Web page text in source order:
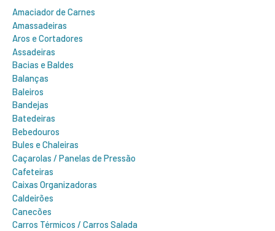
:Amaciador de Carnes
Amassadeiras
Aros e Cortadores
Assadeiras
Bacias e Baldes
Balanças
Baleiros
Bandejas
Batedeiras
Bebedouros
Bules e Chaleiras
Caçarolas / Panelas de Pressão
Cafeteiras
Caixas Organizadoras
Caldeirões
Canecões
Carros Térmicos / Carros Salada